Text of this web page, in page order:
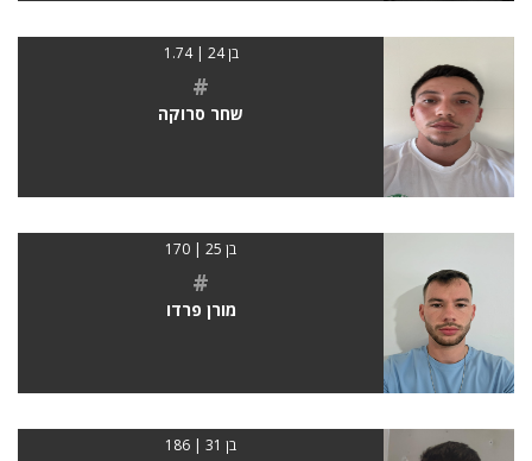
בן 24 | 1.74
#
שחר סרוקה
בן 25 | 170
#
מורן פרדו
בן 31 | 186